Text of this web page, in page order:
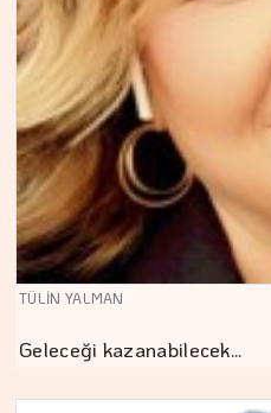
TÜLİN YALMAN
Geleceği kazanabilecek…